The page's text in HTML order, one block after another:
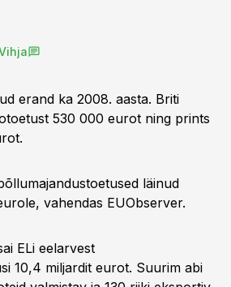
erand ka 2008. aasta. Briti
530 000 eurot ning prints
läinud
vahendas EUObserver.
ELi eelarvest
10,4 miljardit eurot. Suurim abi